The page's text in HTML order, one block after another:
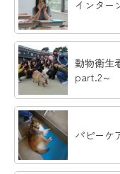
インター
動物衛生
part.2～
パピーケ